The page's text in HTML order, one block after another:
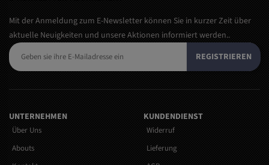
Mit der Anmeldung zum E-Newsletter können Sie in kurzer Zeit über
aktuelle Neuigkeiten und unsere Aktionen informiert werden..
REGISTRIEREN
UNTERNEHMEN
Über Uns
Abouts
KUNDENDIENST
Widerruf
Lieferung